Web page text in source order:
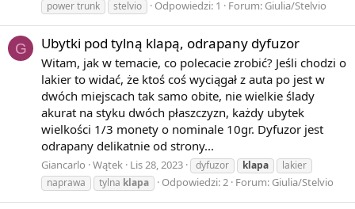
power trunk
stelvio Odpowiedzi: 1 Forum: Giulia/Stelvio
G Ubytki pod tylną klapą, odrapany dyfuzor
Witam, jak w temacie, co polecacie zrobić? Jeśli chodzi o
lakier to widać, że ktoś coś wyciągał z auta po jest w
dwóch miejscach tak samo obite, nie wielkie ślady
akurat na styku dwóch płaszczyzn, każdy ubytek
wielkości 1/3 monety o nominale 10gr. Dyfuzor jest
odrapany delikatnie od strony...
Giancarlo Wątek Lis 28, 2023 dyfuzor klapa
lakier
naprawa
tylna klapa Odpowiedzi: 2 Forum: Giulia/Stelvio